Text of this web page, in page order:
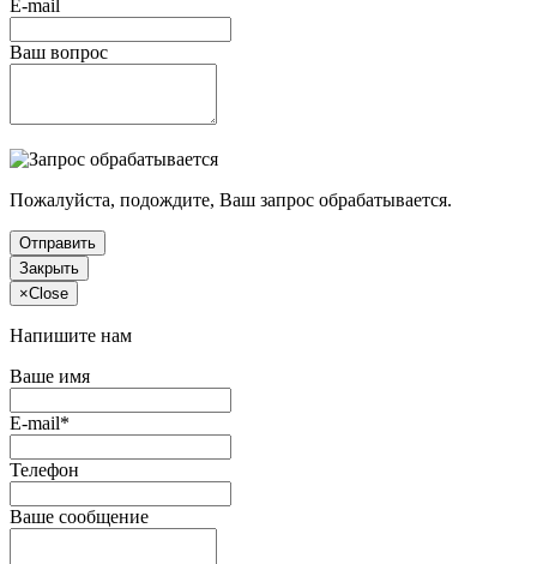
E-mail
Ваш вопрос
Пожалуйста, подождите, Ваш запрос обрабатывается.
Отправить
Закрыть
×Close
Напишите нам
Ваше имя
E-mail*
Телефон
Ваше сообщение